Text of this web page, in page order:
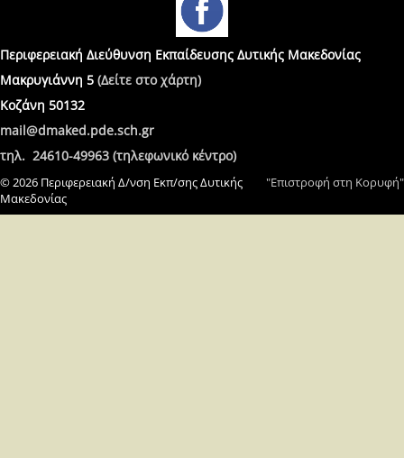
Περιφερειακή Διεύθυνση Εκπαίδευσης Δυτικής Μακεδονίας
Μακρυγιάννη 5 (Δείτε στο χάρτη)
Κοζάνη 50132
mail@dmaked.pde.sch.gr
τηλ. 24610-49963 (τηλεφωνικό κέντρο)
"Επιστροφή στη Κορυφή"
© 2026 Περιφερειακή Δ/νση Εκπ/σης Δυτικής
Μακεδονίας